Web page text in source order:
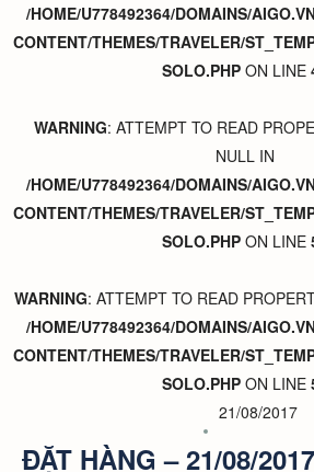
/HOME/U778492364/DOMAINS/
CONTENT/THEMES/TRAVELER/
SOLO.PHP ON LINE
WARNING: ATTEMPT TO READ
NULL IN
/HOME/U778492364/DOMAINS/
CONTENT/THEMES/TRAVELER/
SOLO.PHP ON LINE
WARNING: ATTEMPT TO READ
/HOME/U778492364/DOMAINS/
CONTENT/THEMES/TRAVELER/
SOLO.PHP ON LINE
21/08/2017
ĐẶT HÀNG – 21/08/